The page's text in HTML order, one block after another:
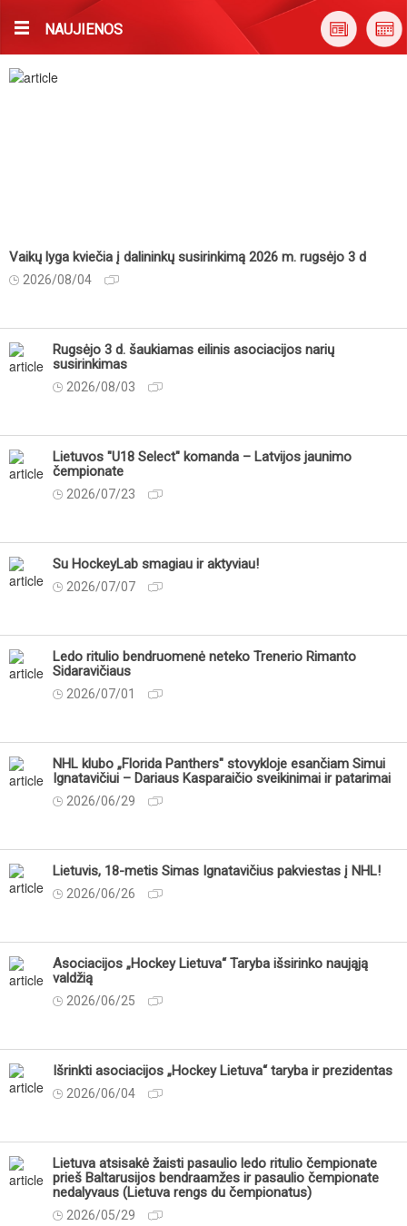
NAUJIENOS
Vaikų lyga kviečia į dalininkų susirinkimą 2026 m. rugsėjo 3 d
2026/08/04
Rugsėjo 3 d. šaukiamas eilinis asociacijos narių
susirinkimas
2026/08/03
Lietuvos "U18 Select" komanda – Latvijos jaunimo
čempionate
2026/07/23
Su HockeyLab smagiau ir aktyviau!
2026/07/07
Ledo ritulio bendruomenė neteko Trenerio Rimanto
Sidaravičiaus
2026/07/01
NHL klubo „Florida Panthers" stovykloje esančiam Simui
Ignatavičiui – Dariaus Kasparaičio sveikinimai ir patarimai
2026/06/29
Lietuvis, 18-metis Simas Ignatavičius pakviestas į NHL!
2026/06/26
Asociacijos „Hockey Lietuva“ Taryba išsirinko naująją
valdžią
2026/06/25
Išrinkti asociacijos „Hockey Lietuva“ taryba ir prezidentas
2026/06/04
Lietuva atsisakė žaisti pasaulio ledo ritulio čempionate
prieš Baltarusijos bendraamžes ir pasaulio čempionate
nedalyvaus (Lietuva rengs du čempionatus)
2026/05/29